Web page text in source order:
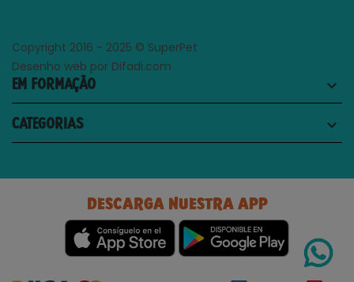
Copyright 2016 - 2025 © SuperPet
Desenho web por Difadi.com
EM FORMAÇÃO keyboard_arrow_down
CATEGORIAS keyboard_arrow_down
DESCARGA NUESTRA APP